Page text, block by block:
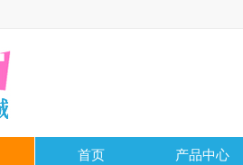
首页 产品中心